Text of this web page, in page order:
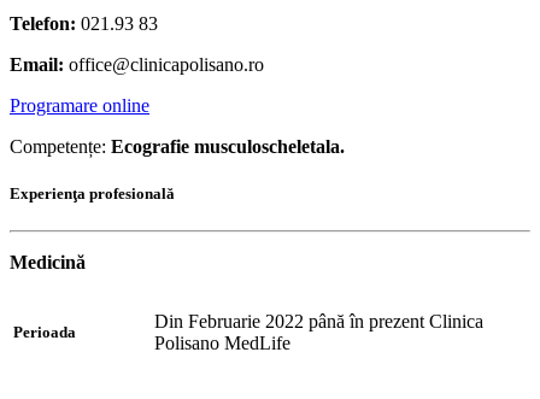
Telefon: 021.93 83
Email: office@clinicapolisano.ro
Programare online
Competențe: Ecografie musculoscheletala.
Experienţa profesională
Medicină
Perioada
Din Februarie 2022 până în prezent Clinica
Polisano MedLife